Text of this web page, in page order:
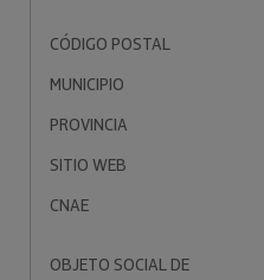
CÓDIGO POSTAL
MUNICIPIO
PROVINCIA
SITIO WEB
CNAE
OBJETO SOCIAL DE